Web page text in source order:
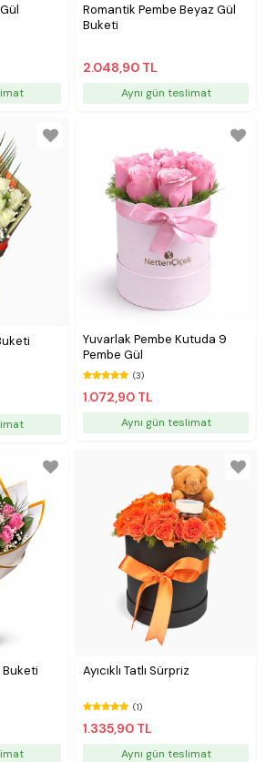
Romantik Pembe Beyaz Gül
Buketi
2.048,90 TL
Aynı gün teslimat
Yuvarlak Pembe Kutuda 9
Pembe Gül
(3)
1.072,90 TL
Aynı gün teslimat
Ayıcıklı Tatlı Sürpriz
(1)
1.335,90 TL
Aynı gün teslimat